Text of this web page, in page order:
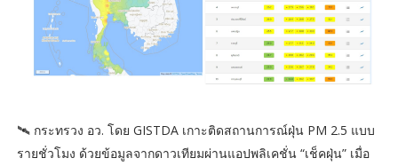
🛰️ กระทรวง อว. โดย GISTDA เกาะติดสถานการณ์ฝุ่น PM 2.5 แบบ
รายชั่วโมง ด้วยข้อมูลจากดาวเทียมผ่านแอปพลิเคชั่น “เช็คฝุ่น” เมื่อ